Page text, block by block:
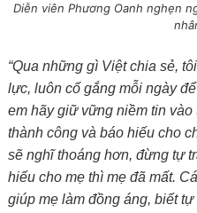
Diễn viên Phương Oanh nghẹn
“Qua những gì Việt chia sẻ,
lực, luôn cố gắng mỗi ngày
em hãy giữ vững niềm tin
thành công và báo hiếu cho
sẽ nghĩ thoáng hơn, đừng tự
hiếu cho mẹ thì mẹ đã mất.
giúp mẹ làm đồng áng, biết